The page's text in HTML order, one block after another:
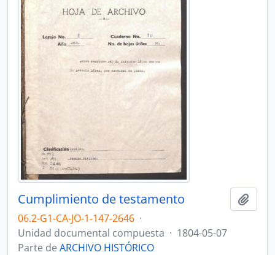
Cumplimiento de testamento
06.2-G1-CA-JO-1-147-2646 ·
Unidad documental compuesta · 1804-05-07
Parte de ARCHIVO HISTÓRICO